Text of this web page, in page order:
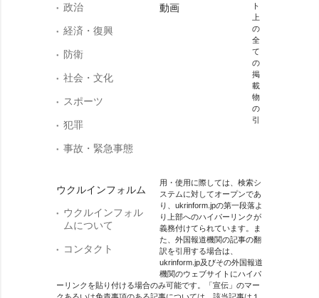
政治
経済・復興
防衛
社会・文化
スポーツ
犯罪
事故・緊急事態
ウクルインフォルム
ウクルインフォル
ムについて
コンタクト
動画
ト
上
の
全
て
の
掲
載
物
の
引
用・使用に際しては、検索シ
ステムに対してオープンであ
り、ukrinform.jpの第一段落よ
り上部へのハイパーリンクが
義務付けてられています。ま
た、外国報道機関の記事の翻
訳を引用する場合は、
ukrinform.jp及びその外国報道
機関のウェブサイトにハイパ
ーリンクを貼り付ける場合のみ可能です。「宣伝」のマー
クあるいは免責事項のある記事については、該当記事は１